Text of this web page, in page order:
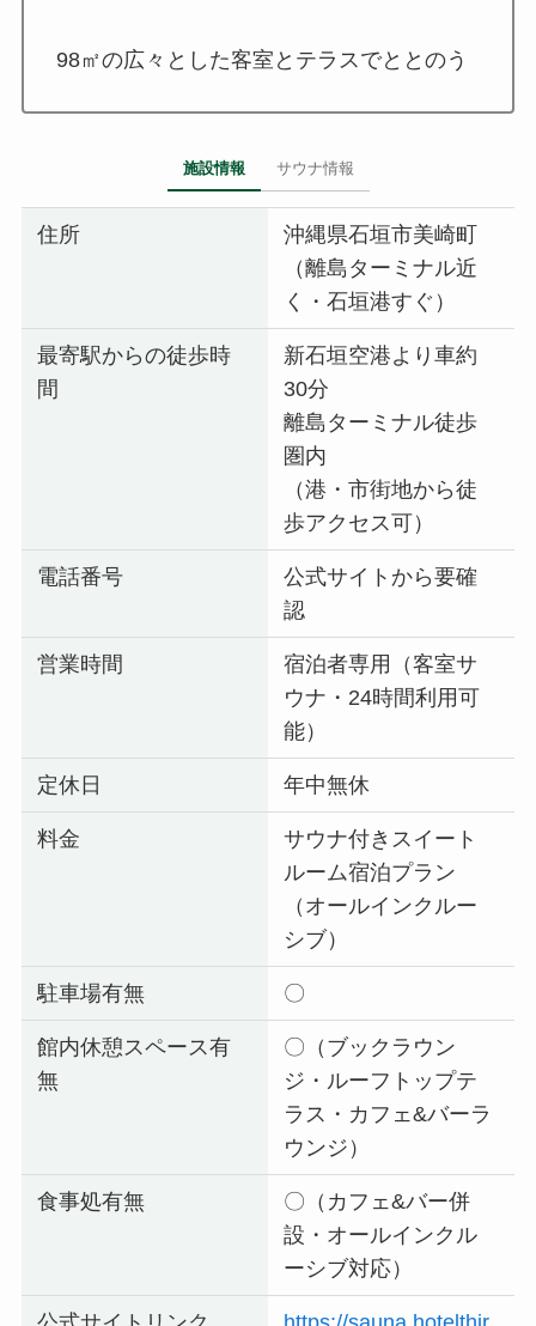
98㎡の広々とした客室とテラスでととのう
施設情報 サウナ情報
住所
沖縄県石垣市美崎町
（離島ターミナル近
く・石垣港すぐ）
最寄駅からの徒歩時
間
新石垣空港より車約
30分
離島ターミナル徒歩
圏内
（港・市街地から徒
歩アクセス可）
電話番号
公式サイトから要確
認
営業時間
宿泊者専用（客室サ
ウナ・24時間利用可
能）
定休日 年中無休
料金
サウナ付きスイート
ルーム宿泊プラン
（オールインクルー
シブ）
駐車場有無 〇
館内休憩スペース有
無
〇（ブックラウン
ジ・ルーフトップテ
ラス・カフェ&バーラ
ウンジ）
食事処有無
〇（カフェ&バー併
設・オールインクル
ーシブ対応）